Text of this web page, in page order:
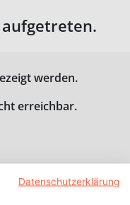
werden.
erreichbar.
Datenschutzerklärung